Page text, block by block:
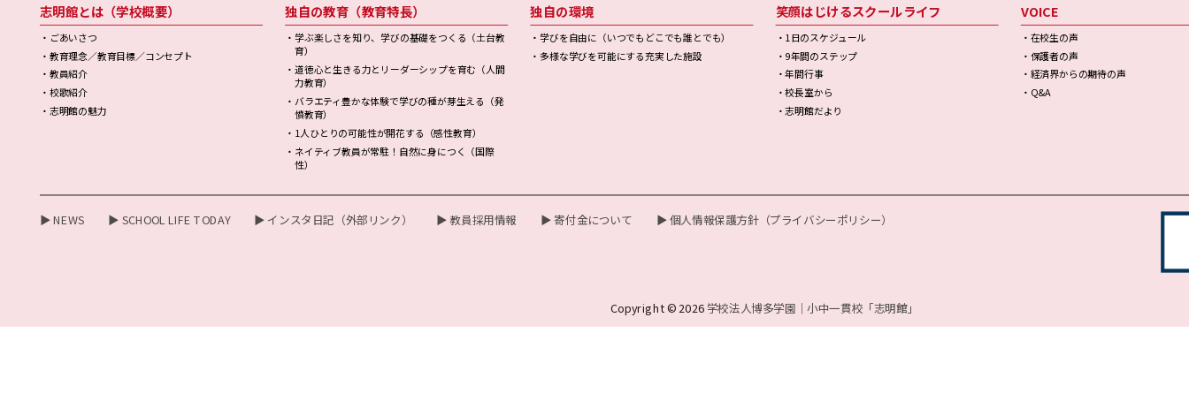
志明館とは（学校概要）
・ごあいさつ
・教育理念／教育目標／コンセプト
・教員紹介
・校歌紹介
・志明館の魅力
独自の教育（教育特長）
・学ぶ楽しさを知り、学びの基礎をつくる（土台教
育）
・道徳心と生きる力とリーダーシップを育む（人間
力教育）
・バラエティ豊かな体験で学びの種が芽生える（発
憤教育）
・1人ひとりの可能性が開花する（感性教育）
・ネイティブ教員が常駐！自然に身につく（国際
性）
独自の環境
・学びを自由に（いつでもどこでも誰とでも）
・多様な学びを可能にする充実した施設
笑顔はじけるスクールライフ
・1日のスケジュール
・9年間のステップ
・年間行事
・校長室から
・志明館だより
VOICE
・在校生の声
・保護者の声
・経済界からの期待の声
・Q&A
▶ NEWS ▶ SCHOOL LIFE TODAY ▶ インスタ日記（外部リンク） ▶ 教員採用情報 ▶ 寄付金について ▶ 個人情報保護方針（プライバシーポリシー）
Copyright © 2026 学校法人博多学園｜小中一貫校「志明館」